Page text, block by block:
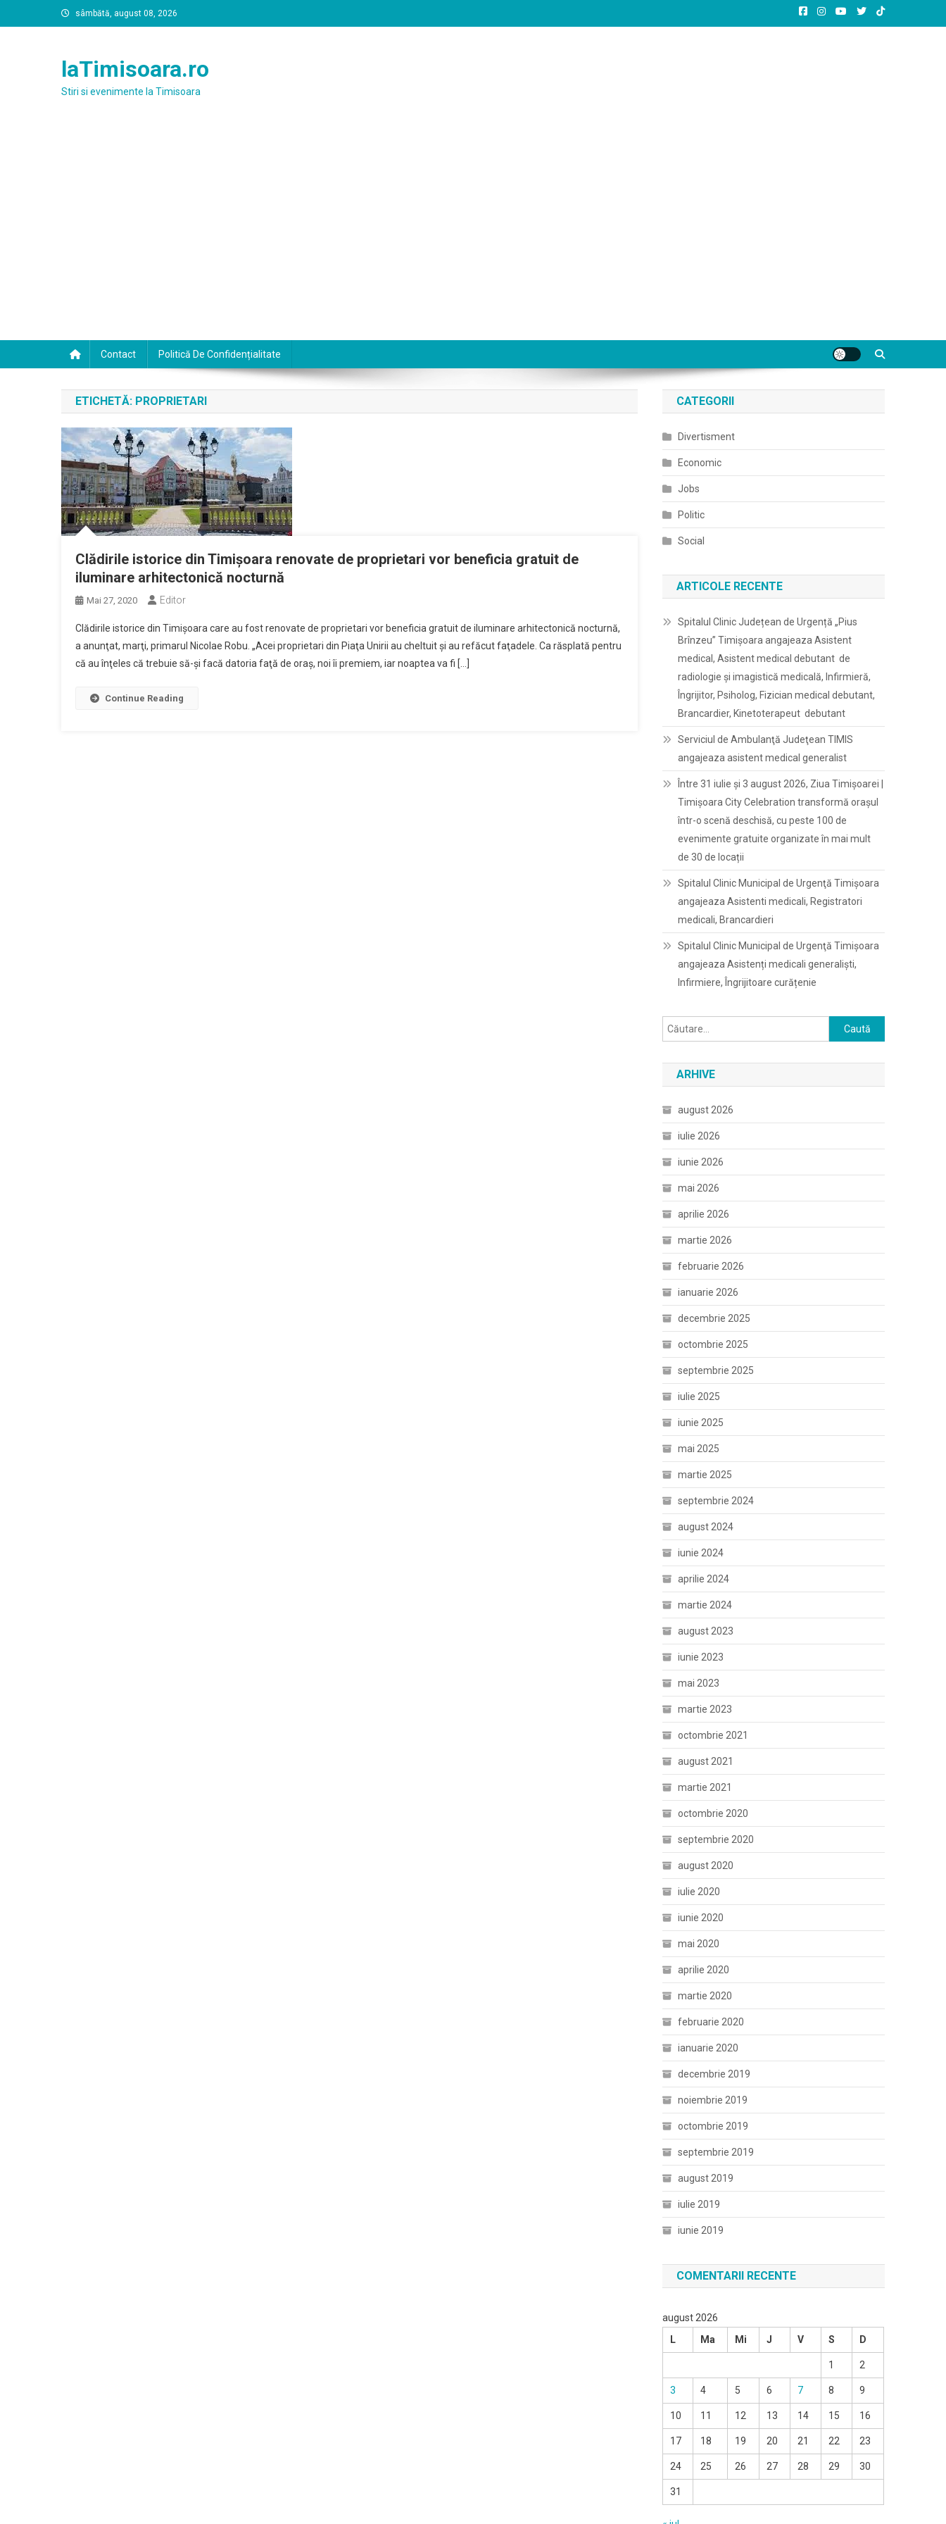
to
sâmbătă, august 08, 2026
laTimisoara.ro
Stiri si evenimente la Timisoara
Contact Politică De Confidențialitate
ETICHETĂ: PROPRIETARI
Clădirile istorice din Timişoara renovate de proprietari vor beneficia gratuit de
iluminare arhitectonică nocturnă
Mai 27, 2020 Editor
Clădirile istorice din Timişoara care au fost renovate de proprietari vor beneficia gratuit de iluminare arhitectonică nocturnă,
a anunţat, marţi, primarul Nicolae Robu. „Acei proprietari din Piaţa Unirii au cheltuit şi au refăcut faţadele. Ca răsplată pentru
că au înţeles că trebuie să-şi facă datoria faţă de oraş, noi îi premiem, iar noaptea va fi […]
Continue Reading
CATEGORII
Divertisment
Economic
Jobs
Politic
Social
ARTICOLE RECENTE
Spitalul Clinic Județean de Urgență „Pius
Brînzeu” Timișoara angajeaza Asistent
medical, Asistent medical debutant de
radiologie și imagistică medicală, Infirmieră,
Îngrijitor, Psiholog, Fizician medical debutant,
Brancardier, Kinetoterapeut debutant
Serviciul de Ambulanţă Judeţean TIMIS
angajeaza asistent medical generalist
Între 31 iulie și 3 august 2026, Ziua Timișoarei |
Timișoara City Celebration transformă orașul
într-o scenă deschisă, cu peste 100 de
evenimente gratuite organizate în mai mult
de 30 de locații
Spitalul Clinic Municipal de Urgenţă Timişoara
angajeaza Asistenti medicali, Registratori
medicali, Brancardieri
Spitalul Clinic Municipal de Urgenţă Timişoara
angajeaza Asistenți medicali generaliști,
Infirmiere, Îngrijitoare curățenie
Caută
după:
ARHIVE
august 2026
iulie 2026
iunie 2026
mai 2026
aprilie 2026
martie 2026
februarie 2026
ianuarie 2026
decembrie 2025
octombrie 2025
septembrie 2025
iulie 2025
iunie 2025
mai 2025
martie 2025
septembrie 2024
august 2024
iunie 2024
aprilie 2024
martie 2024
august 2023
iunie 2023
mai 2023
martie 2023
octombrie 2021
august 2021
martie 2021
octombrie 2020
septembrie 2020
august 2020
iulie 2020
iunie 2020
mai 2020
aprilie 2020
martie 2020
februarie 2020
ianuarie 2020
decembrie 2019
noiembrie 2019
octombrie 2019
septembrie 2019
august 2019
iulie 2019
iunie 2019
COMENTARII RECENTE
august 2026
L
Ma Mi J V S D
1 2
3 4 5 6 7 8 9
10 11 12 13 14 15 16
17 18 19 20 21 22 23
24 25 26 27 28 29 30
31